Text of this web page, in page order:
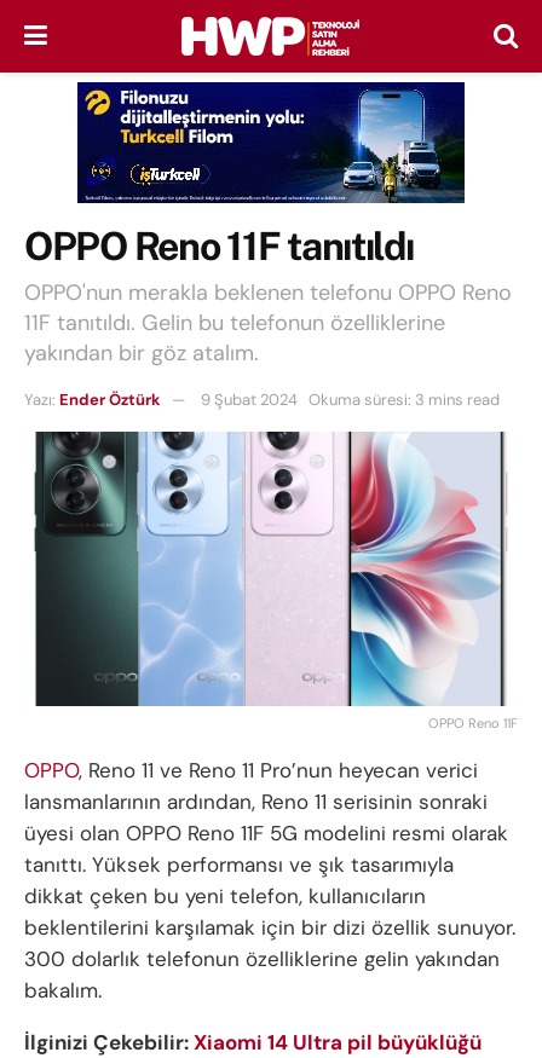
OPPO Reno 11F tanıtıldı
OPPO'nun merakla beklenen telefonu OPPO Reno
11F tanıtıldı. Gelin bu telefonun özelliklerine
yakından bir göz atalım.
Yazı: Ender Öztürk 9 Şubat 2024 Okuma süresi: 3 mins read
OPPO Reno 11F
OPPO, Reno 11 ve Reno 11 Pro’nun heyecan verici
lansmanlarının ardından, Reno 11 serisinin sonraki
üyesi olan OPPO Reno 11F 5G modelini resmi olarak
tanıttı. Yüksek performansı ve şık tasarımıyla
dikkat çeken bu yeni telefon, kullanıcıların
beklentilerini karşılamak için bir dizi özellik sunuyor.
300 dolarlık telefonun özelliklerine gelin yakından
bakalım.
İlginizi Çekebilir:Xiaomi 14 Ultra pil büyüklüğü